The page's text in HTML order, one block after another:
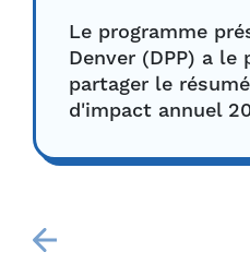
Le programme
Denver (DPP) a le
partager le
d'impact annuel